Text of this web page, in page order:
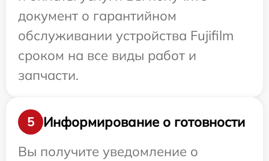
документ о гарантийном
обслуживании устройства Fujifilm
сроком на все виды работ и
запчасти.
5
Информирование о готовности
Вы получите уведомление о